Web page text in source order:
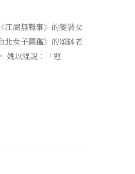
江湖無難事》的變裝女
北女子圖鑑》的頌缽老
姚以緹說：「運